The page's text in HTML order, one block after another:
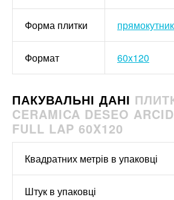
Форма плитки прямокутник
Формат 60x120
ПАКУВАЛЬНІ ДАНІ
CERAMICA DESEO
FULL LAP 60X120
Квадратних метрів в упаковці
Штук в упаковці